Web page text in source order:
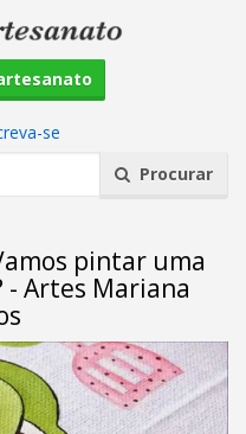
se
Procurar
pintar uma
- Artes Mariana